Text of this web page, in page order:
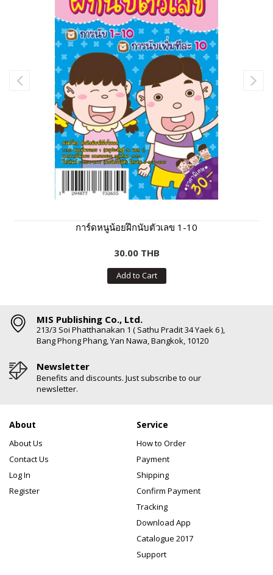
การ์ดหนูน้อยฝึกนับตัวเลข 1-10
30.00 THB
Add to Cart
MIS Publishing Co., Ltd.
213/3 Soi Phatthanakan 1 ( Sathu Pradit 34 Yaek 6 ),
Bang Phong Phang, Yan Nawa, Bangkok, 10120
Newsletter
Benefits and discounts. Just subscribe to our
newsletter.
About
About Us
Contact Us
Log In
Register
Service
How to Order
Payment
Shipping
Confirm Payment
Tracking
Download App
Catalogue 2017
Support